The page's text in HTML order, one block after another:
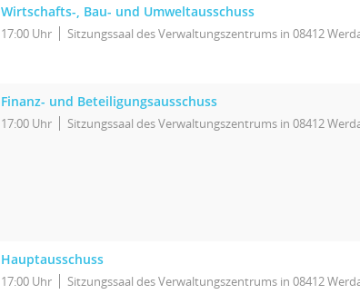
Wirtschafts-, Bau- und Umweltausschuss
17:00 Uhr Sitzungssaal des Verwaltungszentrums in 08412
Finanz- und Beteiligungsausschuss
17:00 Uhr Sitzungssaal des Verwaltungszentrums in 08412
Hauptausschuss
17:00 Uhr Sitzungssaal des Verwaltungszentrums in 08412